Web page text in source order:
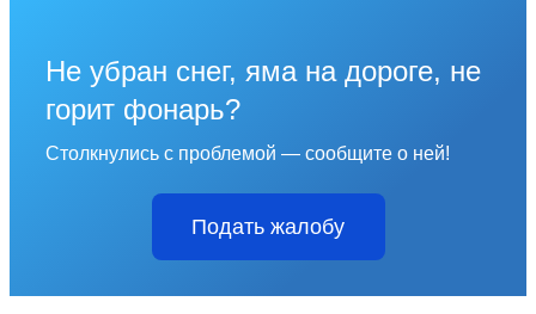
Не убран снег, яма на дороге, не
горит фонарь?
Столкнулись с проблемой — сообщите о ней!
Подать жалобу